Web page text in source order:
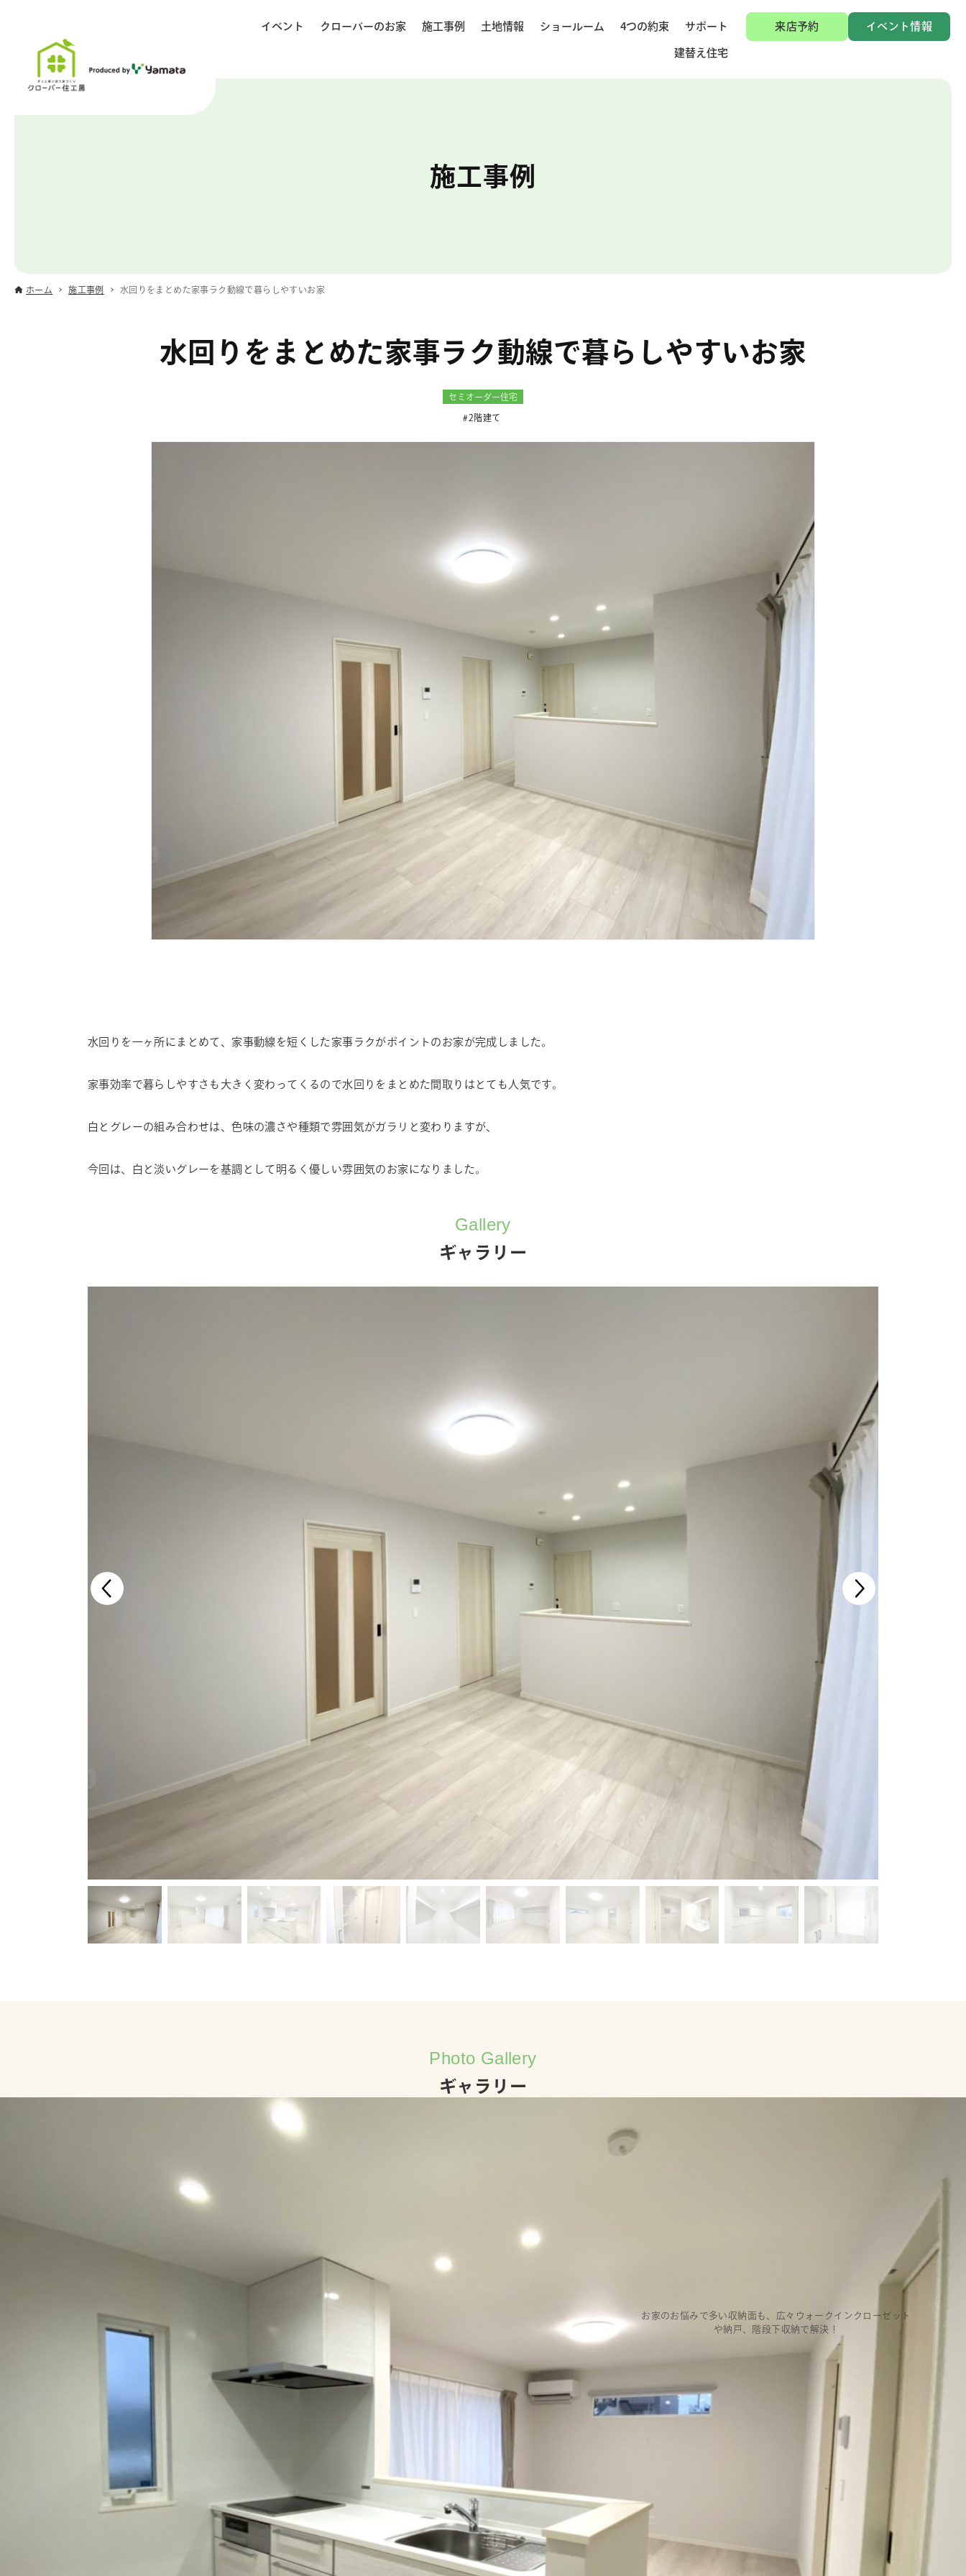
イベント クローバーのお家 施工事例 土地情報 ショールーム 4つの約束 サポート
建替え住宅
来店予約 イベント情報
施工事例
ホーム 施工事例 水回りをまとめた家事ラク動線で暮らしやすいお家
水回りをまとめた家事ラク動線で暮らしやすいお家
セミオーダー住宅
2階建て
水回りを一ヶ所にまとめて、家事動線を短くした家事ラクがポイントのお家が完成しました。
家事効率で暮らしやすさも大きく変わってくるので水回りをまとめた間取りはとても人気です。
白とグレーの組み合わせは、色味の濃さや種類で雰囲気がガラリと変わりますが、
今回は、白と淡いグレーを基調として明るく優しい雰囲気のお家になりました。
Gallery
ギャラリー
Photo Gallery
ギャラリー
グレーの石目調のクロスが素敵なLDKは、
品のあるすっきりとした印象に。
お家のお悩みで多い収納面も、広々ウォークインクローゼット
や納戸、階段下収納で解決！